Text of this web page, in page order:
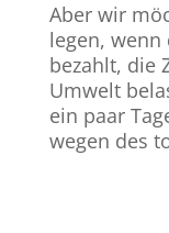
Aber wir
legen, wenn
bezahlt, die
Umwelt
ein paar
wegen des